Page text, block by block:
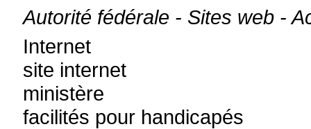
Autorité fédérale - Sites web -
Internet
site internet
ministère
facilités pour handicapés